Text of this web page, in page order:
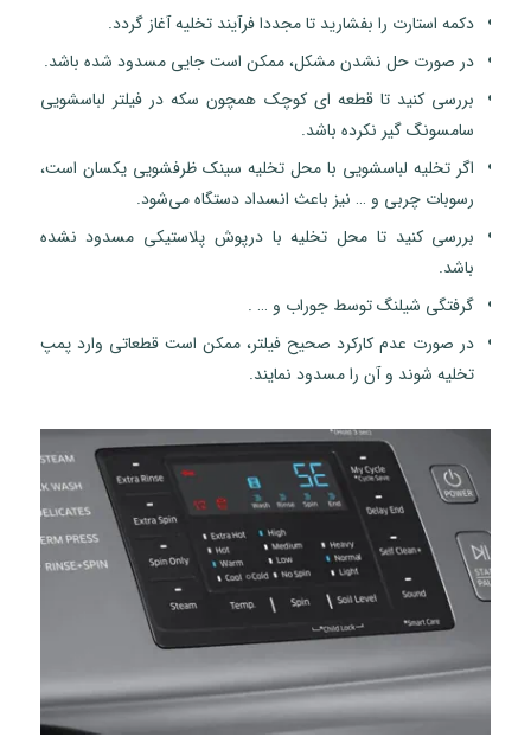
دکمه استارت را بفشارید تا مجددا فرآیند تخلیه آغاز گردد.
در صورت حل نشدن مشکل، ممکن است جایی مسدود شده باشد.
بررسی کنید تا قطعه ای کوچک همچون سکه در فیلتر لباسشویی
سامسونگ گیر نکرده باشد.
اگر تخلیه لباسشویی با محل تخلیه سینک ظرفشویی یکسان است،
رسوبات چربی و … نیز باعث انسداد دستگاه می‌شود.
بررسی کنید تا محل تخلیه با درپوش پلاستیکی مسدود نشده
باشد.
گرفتگی شیلنگ توسط جوراب و … .
در صورت عدم کارکرد صحیح فیلتر، ممکن است قطعاتی وارد پمپ
تخلیه شوند و آن را مسدود نمایند.